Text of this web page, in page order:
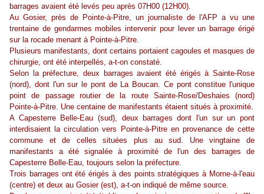
barrages avaient été levés peu après 07H00 (12H00).
Au Gosier, près de Pointe-à-Pitre, un journaliste de l'AFP a vu une
trentaine de gendarmes mobiles intervenir pour lever un barrage érigé
sur la rocade menant à Pointe-à-Pitre.
Plusieurs manifestants, dont certains portaient cagoules et masques de
chirurgie, ont été interpellés, a-t-on constaté.
Selon la préfecture, deux barrages avaient été érigés à Sainte-Rose
(nord), dont l'un sur le pont de La Boucan. Ce pont constitue l'unique
point de passage routier de la route Sainte-Rose/Deshaies (nord)
Pointe-à-Pitre. Une centaine de manifestants étaient situés à proximité.
A Capesterre Belle-Eau (sud), deux barrages dont l'un sur un pont
interdisaient la circulation vers Pointe-à-Pitre en provenance de cette
commune et de celles situées plus au sud. Une vingtaine de
manifestants a été signalée à proximité de l'un des barrages de
Capesterre Belle-Eau, toujours selon la préfecture.
Trois barrages ont été érigés à des points stratégiques à Morne-à-l'eau
(centre) et deux au Gosier (est), a-t-on indiqué de même source.